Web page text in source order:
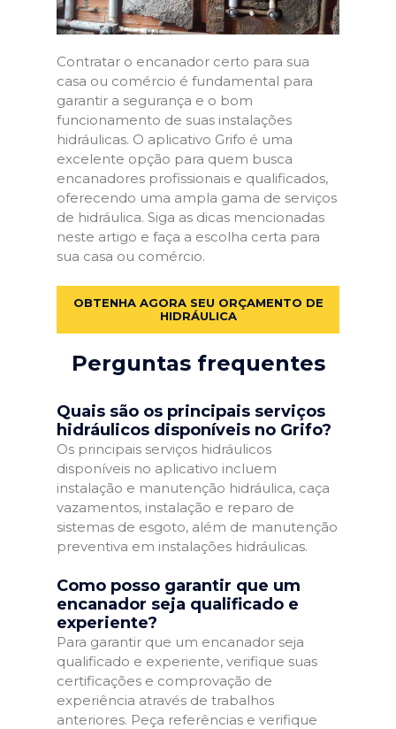
Contratar o encanador certo para sua
casa ou comércio é fundamental para
garantir a segurança e o bom
funcionamento de suas instalações
hidráulicas. O aplicativo Grifo é uma
excelente opção para quem busca
encanadores profissionais e qualificados,
oferecendo uma ampla gama de serviços
de hidráulica. Siga as dicas mencionadas
neste artigo e faça a escolha certa para
sua casa ou comércio.
OBTENHA AGORA SEU ORÇAMENTO DE
HIDRÁULICA
Perguntas frequentes
Quais são os principais serviços
hidráulicos disponíveis no Grifo?
Os principais serviços hidráulicos
disponíveis no aplicativo incluem
instalação e manutenção hidráulica, caça
vazamentos, instalação e reparo de
sistemas de esgoto, além de manutenção
preventiva em instalações hidráulicas.
Como posso garantir que um
encanador seja qualificado e
experiente?
Para garantir que um encanador seja
qualificado e experiente, verifique suas
certificações e comprovação de
experiência através de trabalhos
anteriores. Peça referências e verifique